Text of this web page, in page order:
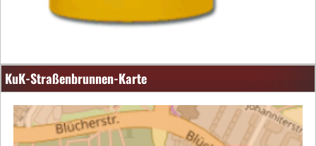
KuK-Straßenbrunnen-Karte